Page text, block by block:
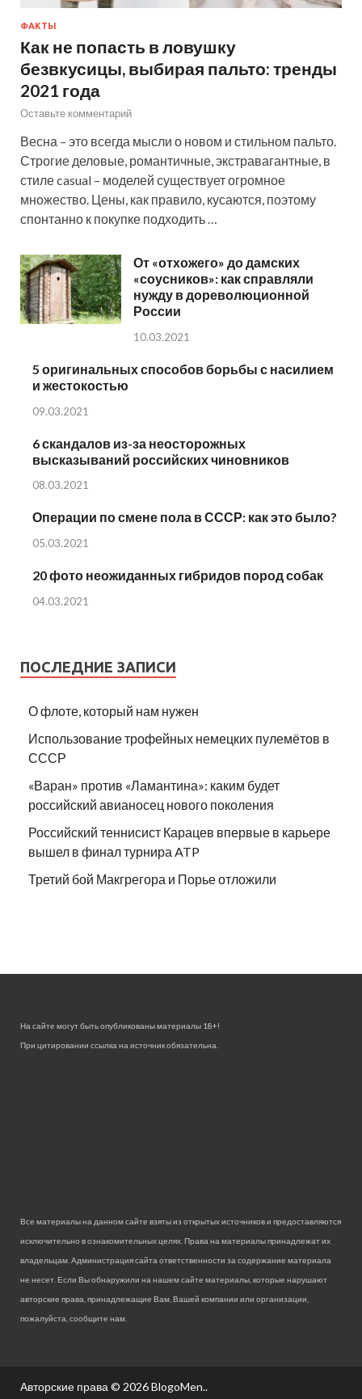
ФАКТЫ
Как не попасть в ловушку
безвкусицы, выбирая пальто: тренды
2021 года
Оставьте комментарий
Весна – это всегда мысли о новом и стильном пальто.
Строгие деловые, романтичные, экстравагантные, в
стиле casual – моделей существует огромное
множество. Цены, как правило, кусаются, поэтому
спонтанно к покупке подходить …
От «отхожего» до дамских
«соусников»: как справляли
нужду в дореволюционной
России
10.03.2021
5 оригинальных способов борьбы с насилием
и жестокостью
09.03.2021
6 скандалов из-за неосторожных
высказываний российских чиновников
08.03.2021
Операции по смене пола в СССР: как это было?
05.03.2021
20 фото неожиданных гибридов пород собак
04.03.2021
ПОСЛЕДНИЕ ЗАПИСИ
О флоте, который нам нужен
Использование трофейных немецких пулемётов в
СССР
«Варан» против «Ламантина»: каким будет
российский авианосец нового поколения
Российский теннисист Карацев впервые в карьере
вышел в финал турнира ATP
Третий бой Макгрегора и Порье отложили
На сайте могут быть опубликованы материалы 18+!
При цитировании ссылка на источник обязательна.
Все материалы на данном сайте взяты из открытых источников и предоставляются
исключительно в ознакомительных целях. Права на материалы принадлежат их
владельцам. Администрация сайта ответственности за содержание материала
не несет. Если Вы обнаружили на нашем сайте материалы, которые нарушают
авторские права, принадлежащие Вам, Вашей компании или организации,
пожалуйста, сообщите нам.
Авторские права © 2026BlogoMen..